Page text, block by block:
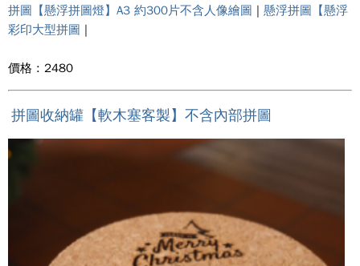
拼圖【懸浮拼圖燈】A3 約300片不含人像繪圖
懸浮拼圖【懸浮
彩印大型拼圖
價格 : 2480
拼圖收納罐【軟木塞客製】不含內部拼圖